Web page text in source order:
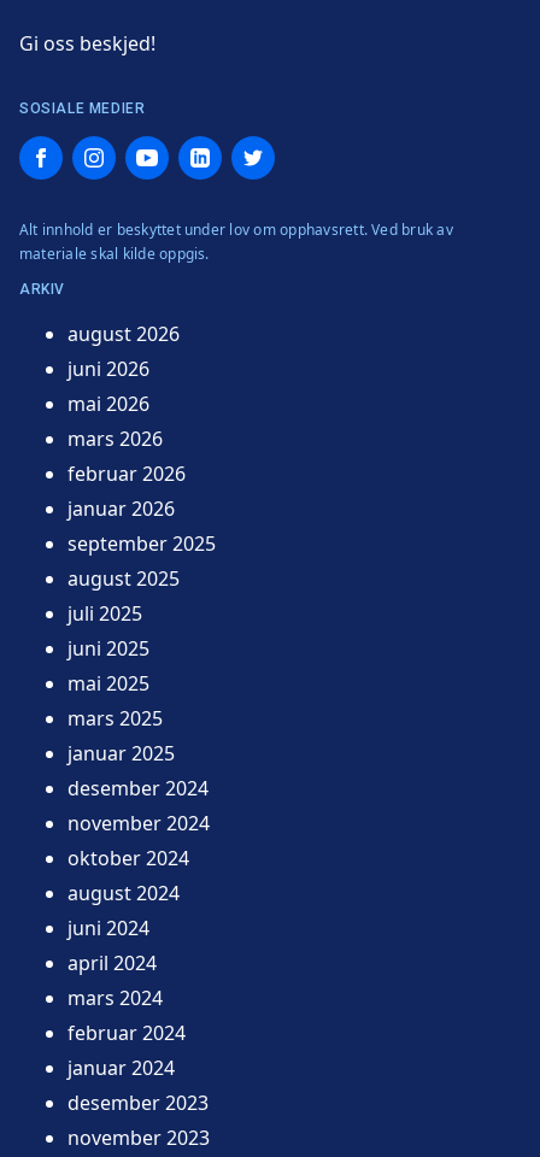
Gi oss beskjed!
SOSIALE MEDIER
FacebookInstagramYouTubeLinkedInTwitter
Alt innhold er beskyttet under lov om opphavsrett. Ved bruk av
materiale skal kilde oppgis.
ARKIV
august 2026
juni 2026
mai 2026
mars 2026
februar 2026
januar 2026
september 2025
august 2025
juli 2025
juni 2025
mai 2025
mars 2025
januar 2025
desember 2024
november 2024
oktober 2024
august 2024
juni 2024
april 2024
mars 2024
februar 2024
januar 2024
desember 2023
november 2023